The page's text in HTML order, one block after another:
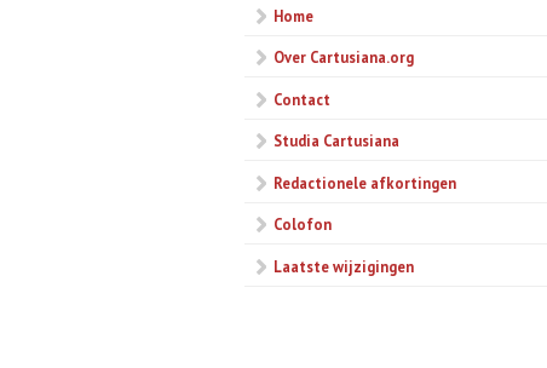
Home
Over Cartusiana.org
Contact
Studia Cartusiana
Redactionele afkortingen
Colofon
Laatste wijzigingen